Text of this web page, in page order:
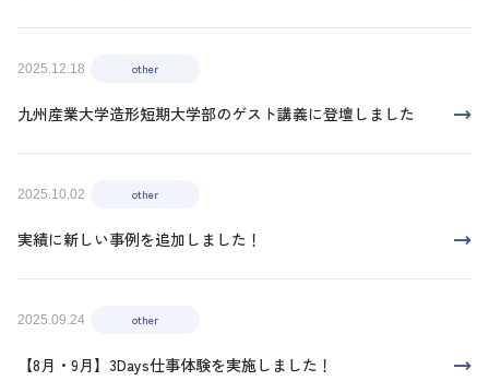
2025.12.18 other
九州産業大学造形短期大学部のゲスト講義に登壇しました
2025.10.02 other
実績に新しい事例を追加しました！
2025.09.24 other
【8月・9月】3Days仕事体験を実施しました！